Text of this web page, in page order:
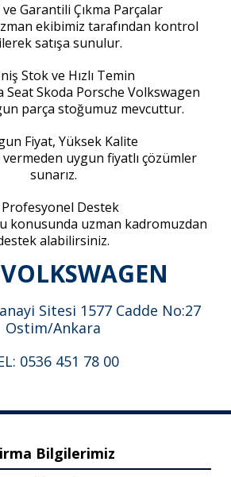
Garantili Çıkma Parçalar
ekibimiz tarafından kontrol
satışa sunulur.
Stok ve Hızlı Temin
Seat Skoda Porsche Volkswagen
parça stoğumuz mevcuttur.
Fiyat, Yüksek Kalite
uygun fiyatlı çözümler
sunarız.
Destek
konusunda uzman kadromuzdan
alabilirsiniz.
Sitesi 1577 Cadde No:27
Ostim/Ankara
0536 451 78 00
Bilgilerimiz